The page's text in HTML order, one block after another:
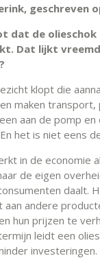
geschreven
dat de
Dat lijkt
klopt die
maken
aan de pomp
het is niet eens
in de economie
de eigen
daalt.
aan andere
hun prijzen te
leidt een